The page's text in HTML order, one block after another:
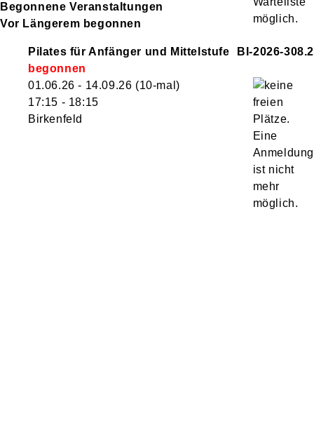
Begonnene Veranstaltungen
Vor Längerem begonnen
Pilates für Anfänger und Mittelstufe BI-2026-308.2
01.06.26 - 14.09.26 (10-mal)
17:15 - 18:15
Birkenfeld